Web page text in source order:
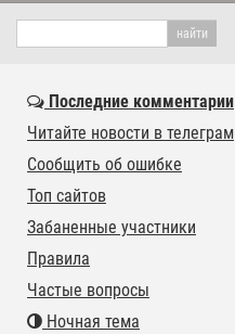
Последние комментарии
Читайте новости в телеграм
Сообщить об ошибке
Топ сайтов
Забаненные участники
Правила
Частые вопросы
Ночная тема